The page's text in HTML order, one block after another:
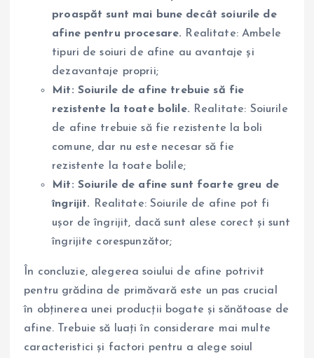
proaspăt sunt mai bune decât soiurile de
afine pentru procesare. Realitate: Ambele
tipuri de soiuri de afine au avantaje și
dezavantaje proprii;
Mit: Soiurile de afine trebuie să fie
rezistente la toate bolile. Realitate: Soiurile
de afine trebuie să fie rezistente la boli
comune, dar nu este necesar să fie
rezistente la toate bolile;
Mit: Soiurile de afine sunt foarte greu de
îngrijit. Realitate: Soiurile de afine pot fi
ușor de îngrijit, dacă sunt alese corect și sunt
îngrijite corespunzător;
În concluzie, alegerea soiului de afine potrivit
pentru grădina de primăvară este un pas crucial
în obținerea unei producții bogate și sănătoase de
afine. Trebuie să luați în considerare mai multe
caracteristici și factori pentru a alege soiul